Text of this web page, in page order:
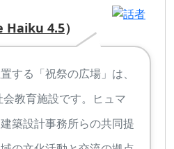
Haiku 4.5）
する「祝祭の広場」は、
教育施設です。ヒュマ
築設計事務所らの共同提